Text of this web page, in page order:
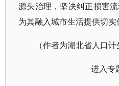
源头治理，坚决纠正损害
为其融入城市生活提供切实
（作者为湖北省人口计
进入专